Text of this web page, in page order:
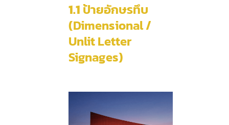
1.1ป้ายอักษรทึบ
(Dimensional /
Unlit Letter
Signages)